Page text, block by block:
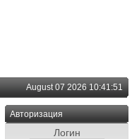
August 07 2026 10:41:51
Авторизация
Логин